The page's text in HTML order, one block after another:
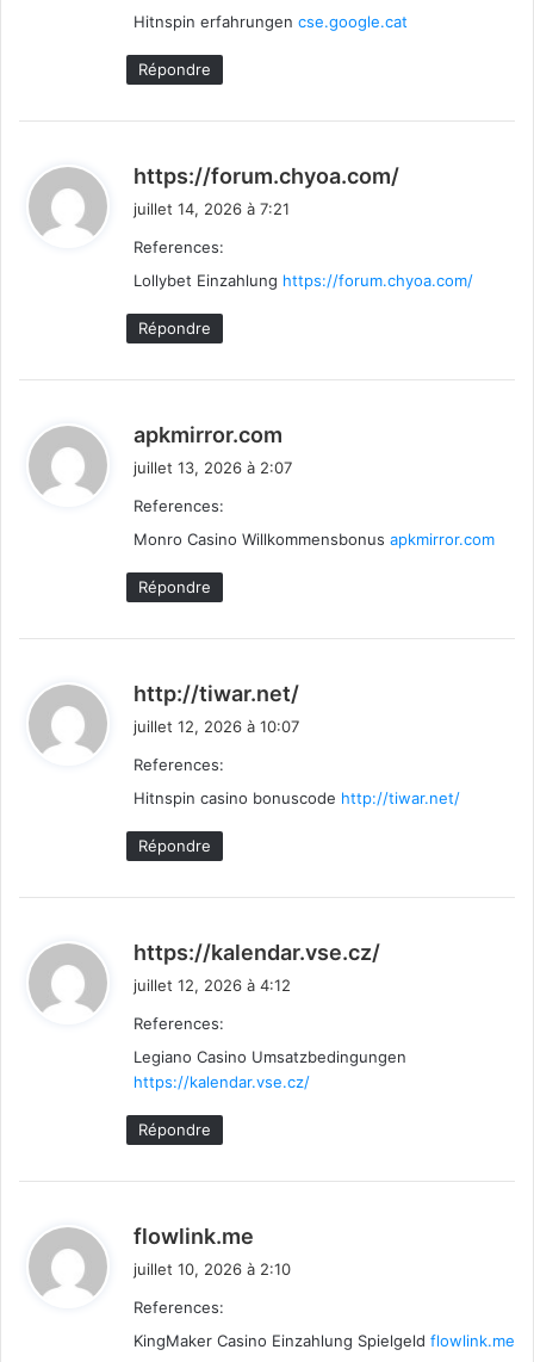
:
Hitnspin erfahrungen cse.google.cat
Répondre
https://forum.chyoa.com/
:
juillet 14, 2026 à 7:21
References:
Lollybet Einzahlung https://forum.chyoa.com/
Répondre
apkmirror.com
i
:
juillet 13, 2026 à 2:07
References:
Monro Casino Willkommensbonus apkmirror.com
Répondre
http://tiwar.net/
:
juillet 12, 2026 à 10:07
References:
Hitnspin casino bonuscode http://tiwar.net/
Répondre
https://kalendar.vse.cz/
:
juillet 12, 2026 à 4:12
References:
Legiano Casino Umsatzbedingungen
https://kalendar.vse.cz/
Répondre
flowlink.me
:
juillet 10, 2026 à 2:10
References:
KingMaker Casino Einzahlung Spielgeld flowlink.me